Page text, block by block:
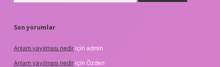
Son yorumlar
Anlam yayılması nedir için admin
Anlam yayılması nedir için Özden